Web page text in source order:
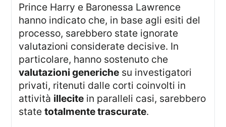
Prince Harry e Baronessa Lawrence
hanno indicato che, in base agli esiti del
processo, sarebbero state ignorate
valutazioni considerate decisive. In
particolare, hanno sostenuto che
valutazioni generiche su investigatori
privati, ritenuti dalle corti coinvolti in
attività illecite in paralleli casi, sarebbero
statetotalmente trascurate.